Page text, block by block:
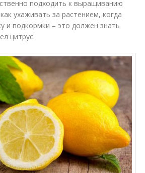
подходить к выращиванию
ухаживать за растением, когда
и подкормки – это должен знать
цитрус.